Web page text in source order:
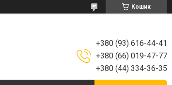
Кошик
+380 (93) 616-44-41
+380 (66) 019-47-77
+380 (44) 334-36-35